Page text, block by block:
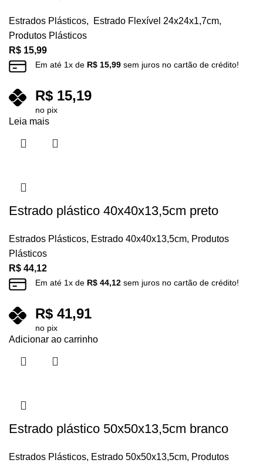
Estrados Plásticos, Estrado Flexível 24x24x1,7cm,
Produtos Plásticos
R$ 15,99
Em até 1x de R$ 15,99 sem juros no cartão de crédito!
R$ 15,19
no pix
Leia mais
Estrado plástico 40x40x13,5cm preto
Estrados Plásticos, Estrado 40x40x13,5cm, Produtos
Plásticos
R$ 44,12
Em até 1x de R$ 44,12 sem juros no cartão de crédito!
R$ 41,91
no pix
Adicionar ao carrinho
Estrado plástico 50x50x13,5cm branco
Estrados Plásticos, Estrado 50x50x13,5cm, Produtos